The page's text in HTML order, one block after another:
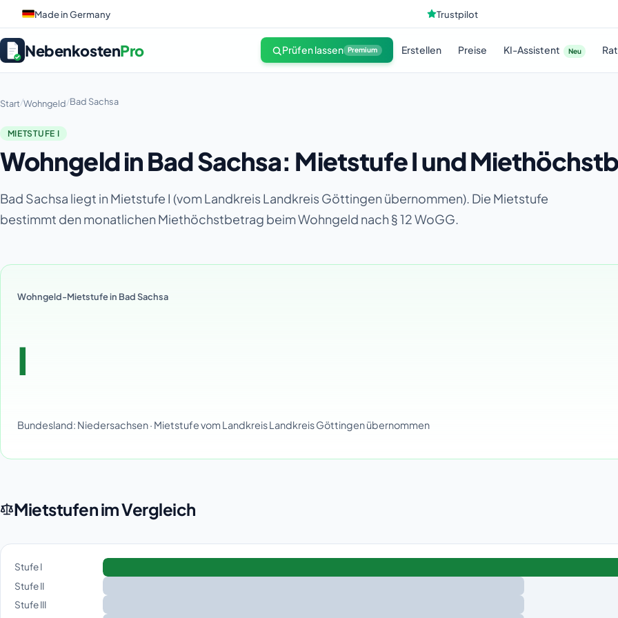
Made in Germany Trustpilot
NebenkostenPro Prüfen lassen Premium Erstellen Preise KI-Assistent Neu
Start/Wohngeld/Bad Sachsa
MIETSTUFE I
Wohngeld in Bad Sachsa: Mietstufe I und
Bad Sachsa liegt in Mietstufe I (vom Landkreis Landkreis Göttingen übernommen). Die Mietstufe
bestimmt den monatlichen Miethöchstbetrag beim Wohngeld nach § 12 WoGG.
Wohngeld-Mietstufe in Bad Sachsa
I
Bundesland: Niedersachsen · Mietstufe vom Landkreis Landkreis Göttingen übernommen
Mietstufen im Vergleich
Stufe I
Stufe II
Stufe III